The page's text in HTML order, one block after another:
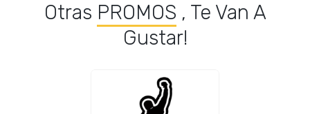
Otras PROMOS , Te Van A
Gustar!